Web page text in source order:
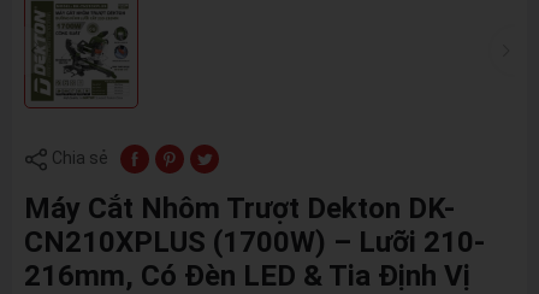
Chia sẻ
Máy Cắt Nhôm Trượt Dekton DK-
CN210XPLUS (1700W) – Lưỡi 210-
216mm, Có Đèn LED & Tia Định Vị